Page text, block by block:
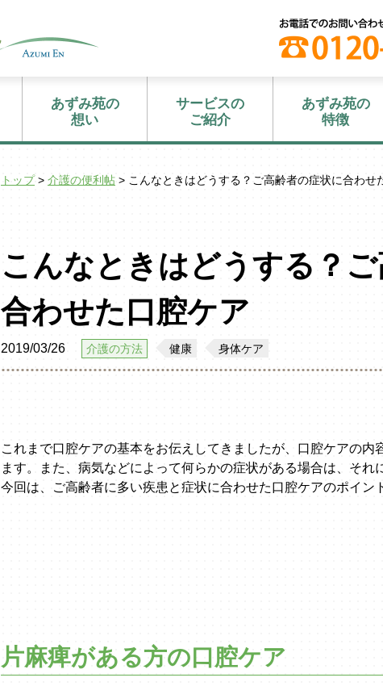
あずみ苑の
想い
サービスの
ご紹介
あずみ苑の
特徴
トップ> 介護の便利帖 > こんなときはどうする？ご高齢者の症状に合わせ
こんなときはどうする？
合わせた口腔ケア
2019/03/26 介護の方法 健康 身体ケア
これまで口腔ケアの基本をお伝えしてきましたが、口腔ケアの内
ます。また、病気などによって何らかの症状がある場合は、それ
今回は、ご高齢者に多い疾患と症状に合わせた口腔ケアのポイン
片麻痺がある方の口腔ケア